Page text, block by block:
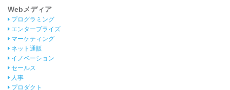
Webメディア
プログラミング
エンタープライズ
マーケティング
ネット通販
イノベーション
セールス
人事
プロダクト